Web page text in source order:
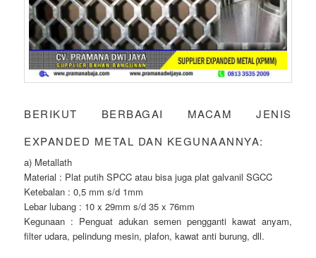
BERIKUT BERBAGAI MACAM JENIS
EXPANDED METAL DAN KEGUNAANNYA:
a) Metallath
Material : Plat putih SPCC atau bisa juga plat galvanil SGCC
Ketebalan : 0,5 mm s/d 1mm
Lebar lubang : 10 x 29mm s/d 35 x 76mm
Kegunaan : Penguat adukan semen pengganti kawat anyam,
filter udara, pelindung mesin, plafon, kawat anti burung, dll.